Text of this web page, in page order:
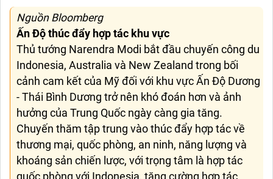
Nguồn Bloomberg
Ấn Độ thúc đẩy hợp tác khu vực
Thủ tướng Narendra Modi bắt đầu chuyến công du
Indonesia, Australia và New Zealand trong bối
cảnh cam kết của Mỹ đối với khu vực Ấn Độ Dương
- Thái Bình Dương trở nên khó đoán hơn và ảnh
hưởng của Trung Quốc ngày càng gia tăng.
Chuyến thăm tập trung vào thúc đẩy hợp tác về
thương mại, quốc phòng, an ninh, năng lượng và
khoáng sản chiến lược, với trọng tâm là hợp tác
quốc phòng với Indonesia, tăng cường hợp tác